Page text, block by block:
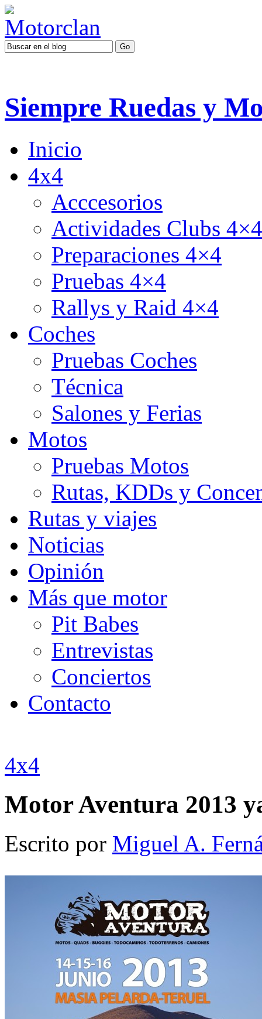
Siempre Ruedas y
Inicio
4x4
Acccesorios
Actividades Clubs 4×4
Preparaciones 4×4
Pruebas 4×4
Rallys y Raid 4×4
Coches
Pruebas Coches
Técnica
Salones y Ferias
Motos
Pruebas Motos
Rutas, KDDs y
Rutas y viajes
Noticias
Opinión
Más que motor
Pit Babes
Entrevistas
Conciertos
Contacto
4x4
Motor Aventura 2013
Escrito por Miguel A.